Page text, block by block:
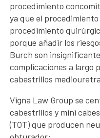
procedimiento
ya que el
procedimiento
porque añadir los
Burch son
complicaciones a largo
cabestrillos
Vigna Law Group se
cabestrillos y mini
(TOT) que producen